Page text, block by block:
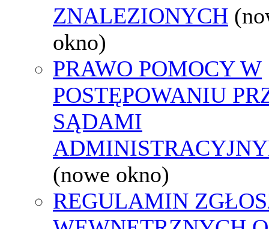
ZNALEZIONYCH
okno)
PRAWO POMOCY W
POSTĘPOWANIU
SĄDAMI
(nowe okno)
REGULAMIN